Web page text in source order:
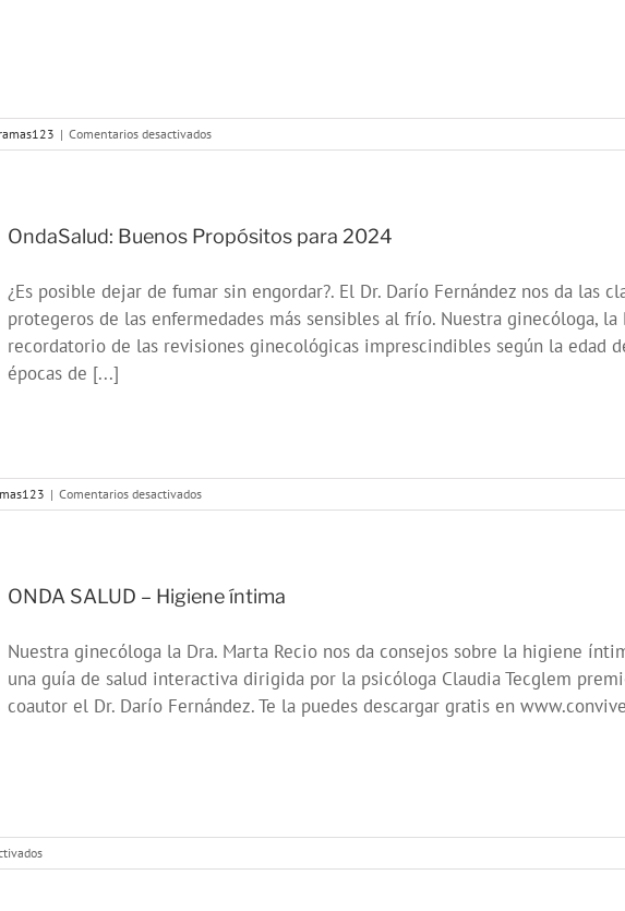
| Comentarios desactivadosen
ONDA
infantil
OndaSalud: Buenos Propósitos para 2024
¿Es posible dejar de fumar sin engordar?. El Dr. Darío Fernández nos da las
protegeros de las enfermedades más sensibles al frío. Nuestra ginecóloga, la
recordatorio de las revisiones ginecológicas imprescindibles según la edad
épocas de [...]
| Comentarios desactivadosen
OndaSalud:
2024
ONDA SALUD – Higiene íntima
Nuestra ginecóloga la Dra. Marta Recio nos da consejos sobre la higiene
una guía de salud interactiva dirigida por la psicóloga Claudia Tecglem
coautor el Dr. Darío Fernández. Te la puedes descargar gratis en
en
ONDA